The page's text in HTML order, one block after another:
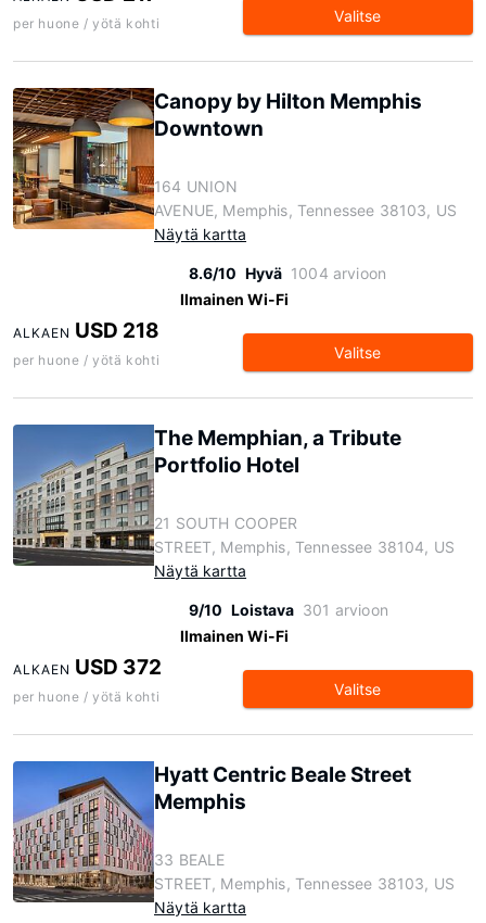
per huone / yötä kohti Valitse
Canopy by Hilton Memphis
Downtown
164 UNION
AVENUE, Memphis, Tennessee 38103, US
Näytä kartta
8.6/10 Hyvä 1004 arvioon
Ilmainen Wi-Fi
ALKAEN USD 218
per huone / yötä kohti Valitse
The Memphian, a Tribute
Portfolio Hotel
21 SOUTH COOPER
STREET, Memphis, Tennessee 38104, US
Näytä kartta
9/10 Loistava 301 arvioon
Ilmainen Wi-Fi
ALKAEN USD 372
per huone / yötä kohti Valitse
Hyatt Centric Beale Street
Memphis
33 BEALE
STREET, Memphis, Tennessee 38103, US
Näytä kartta